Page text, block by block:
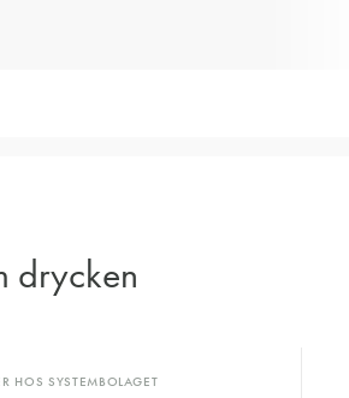
drycken
HOS SYSTEMBOLAGET